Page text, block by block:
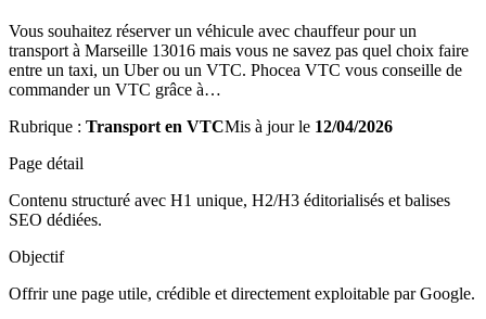
Vous souhaitez réserver un véhicule avec chauffeur pour un
transport à Marseille 13016 mais vous ne savez pas quel choix faire
entre un taxi, un Uber ou un VTC. Phocea VTC vous conseille de
commander un VTC grâce à…
Rubrique : Transport en VTCMis à jour le 12/04/2026
Page détail
Contenu structuré avec H1 unique, H2/H3 éditorialisés et balises
SEO dédiées.
Objectif
Offrir une page utile, crédible et directement exploitable par Google.